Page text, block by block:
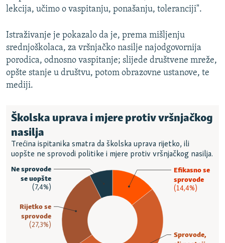
lekcija, učimo o vaspitanju, ponašanju, toleranciji".
Istraživanje je pokazalo da je, prema mišljenju
srednjoškolaca, za vršnjačko nasilje najodgovornija
porodica, odnosno vaspitanje; slijede društvene mreže,
opšte stanje u društvu, potom obrazovne ustanove, te
mediji.